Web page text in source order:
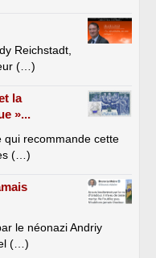
Reichstadt,
(…)
la
»...
qui recommande cette
(…)
le néonazi Andriy
(…)